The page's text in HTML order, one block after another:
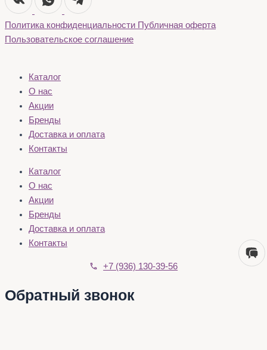
Политика конфиденциальности Публичная оферта
Пользовательское соглашение
Каталог
О нас
Акции
Бренды
Доставка и оплата
Контакты
Каталог
О нас
Акции
Бренды
Доставка и оплата
Контакты
+7 (936) 130-39-56
Обратный звонок